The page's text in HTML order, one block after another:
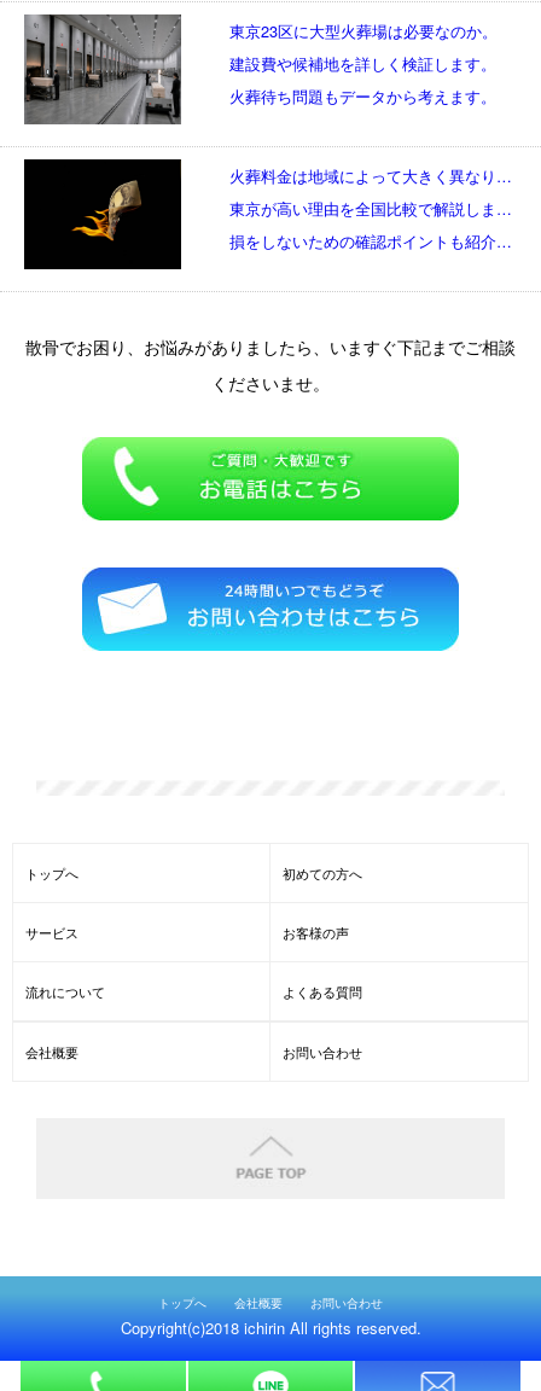
東京23区に大型火葬場は必要なのか。
建設費や候補地を詳しく検証します。
火葬待ち問題もデータから考えます。
火葬料金は地域によって大きく異なります。
東京が高い理由を全国比較で解説します。
損をしないための確認ポイントも紹介します。
散骨でお困り、お悩みがありましたら、いますぐ下記までご相談
くださいませ。
トップへ 初めての方へ
サービス お客様の声
流れについて よくある質問
会社概要 お問い合わせ
トップへ 会社概要 お問い合わせ
Copyright(c)2018 ichirin All rights reserved.